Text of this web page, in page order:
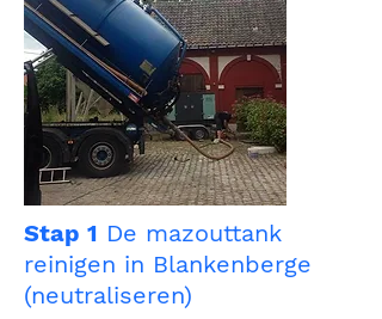
Stap 1 De mazouttank
reinigen in Blankenberge
(neutraliseren)